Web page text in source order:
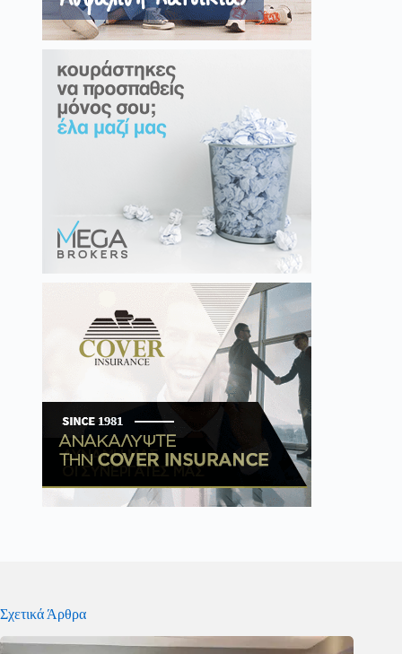
Σχετικά Άρθρα